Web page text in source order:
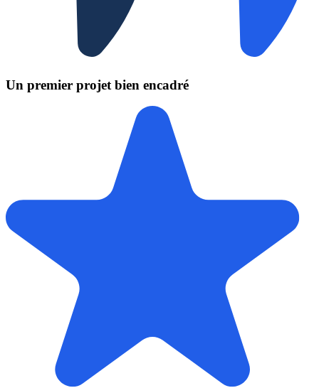
Un premier projet bien encadré